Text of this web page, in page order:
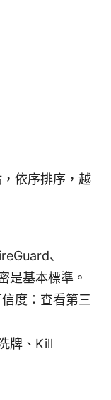
依序排序，越
、
是基本標準。
度：查看第三
牌、Kill